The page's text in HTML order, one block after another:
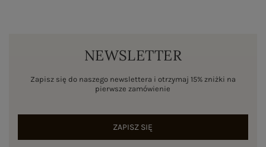
NEWSLETTER
Zapisz się do naszego newslettera i otrzymaj 15% zniżki na
pierwsze zamówienie
ZAPISZ SIĘ